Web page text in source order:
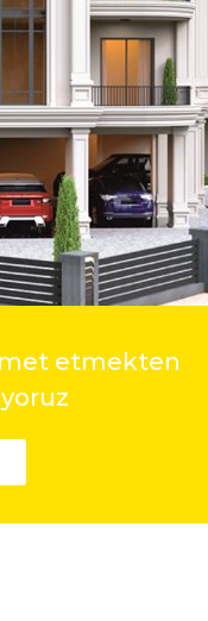
etmekten